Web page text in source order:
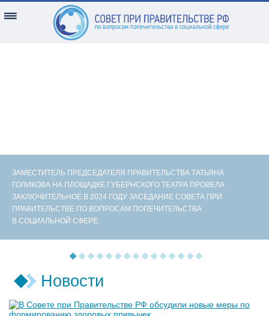
ЗАМЕСТИТЕЛЬ ПРЕДСЕДАТЕЛЯ ПРАВИТЕЛЬСТВА ТАТЬЯНА
ГОЛИКОВА НА ПЛОЩАДКЕ ГУБЕРНСКОГО ТЕАТРА ПРОВЕЛА
ЗАКЛЮЧИТЕЛЬНОЕ В 2024 ГОДУ ЗАСЕДАНИЕ СОВЕТА ПРИ
ПРАВИТЕЛЬСТВЕ ПО ВОПРОСАМ ПОПЕЧИТЕЛЬСТВА
В СОЦИАЛЬНОЙ СФЕРЕ.
Новости